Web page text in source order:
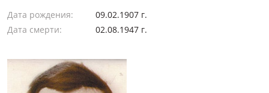
Дата рождения:
09.02.1907 г.
Дата смерти:
02.08.1947 г.